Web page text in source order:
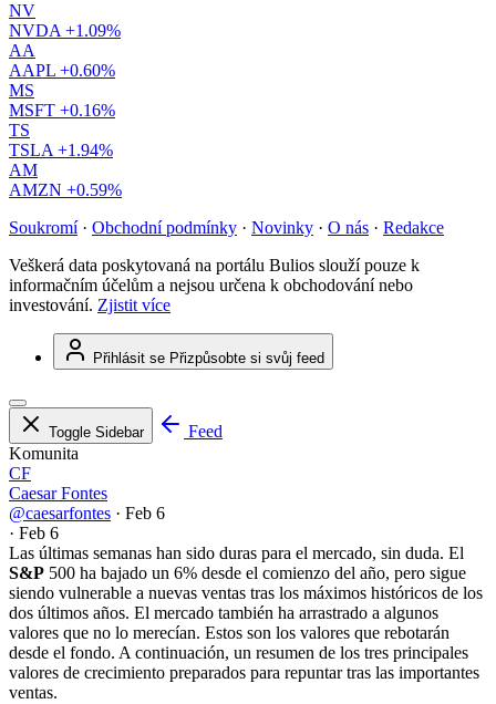
NV
NVDA +1.09%
AA
AAPL +0.60%
MS
MSFT +0.16%
TS
TSLA +1.94%
AM
AMZN +0.59%
Soukromí · Obchodní podmínky · Novinky · O nás · Redakce
Veškerá data poskytovaná na portálu Bulios slouží pouze k
informačním účelům a nejsou určena k obchodování nebo
investování. Zjistit více
Přihlásit se Přizpůsobte si svůj feed
Toggle Sidebar
Feed
Komunita
CF
Caesar Fontes
@caesarfontes · Feb 6
· Feb 6
Las últimas semanas han sido duras para el mercado, sin duda. El
S&P 500 ha bajado un 6% desde el comienzo del año, pero sigue
siendo vulnerable a nuevas ventas tras los máximos históricos de los
dos últimos años. El mercado también ha arrastrado a algunos
valores que no lo merecían. Estos son los valores que rebotarán
desde el fondo. A continuación, un resumen de los tres principales
valores de crecimiento preparados para repuntar tras las importantes
ventas.